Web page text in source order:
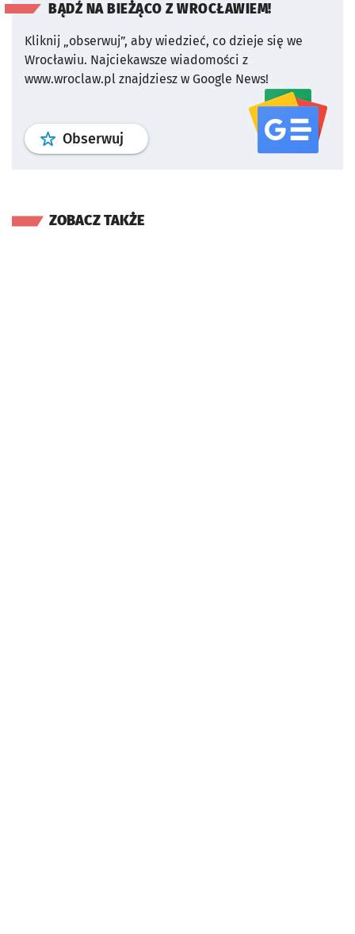
BĄDŹ NA BIEŻĄCO Z WROCŁAWIEM!
Kliknij „obserwuj”, aby wiedzieć, co dzieje się we
Wrocławiu. Najciekawsze wiadomości z
www.wroclaw.pl znajdziesz w Google News!
Obserwuj profil serwisu
ZOBACZ TAKŻE